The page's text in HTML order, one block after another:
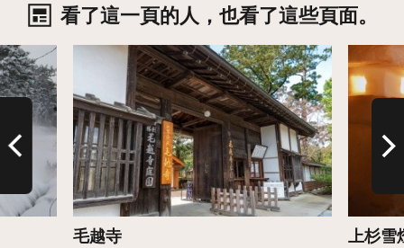
看了這一頁的人，也看了這些頁面。
毛越寺
詳情
上杉雪
詳情